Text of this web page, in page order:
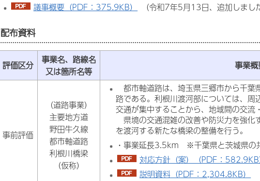
議事概要（PDF：375.9KB）
（令和7年5月13日、追加しまし
配布資料
評価区分
事業名、路線名
又は箇所名等
事業
事前評価
（道路事業）
主要地方道
野田牛久線
都市軸道路
利根川橋梁
（仮称）
都市軸道路は、埼玉県三郷市から千葉
路である。利根川渡河部については、
交通が集中することから、地域間の交流
県境の交通混雑の改善や防災力を強化
を渡河する新たな橋梁の整備を行う。
・事業延長3.5km ※千葉県と茨城県の
対応方針（案）（PDF：582.9KB
説明資料（PDF：2,304.8KB）